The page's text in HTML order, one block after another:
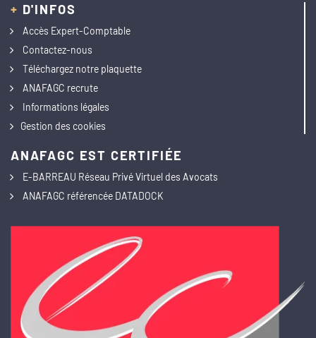
+ D'INFOS
Accès Expert-Comptable
Contactez-nous
Téléchargez notre plaquette
ANAFAGC recrute
Informations légales
Gestion des cookies
ANAFAGC EST CERTIFIÉE
E-BARREAU Réseau Privé Virtuel des Avocats
ANAFAGC référencée DATADOCK